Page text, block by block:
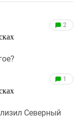
2
1
Северный